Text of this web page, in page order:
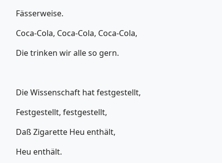
Fässerweise.
Coca-Cola, Coca-Cola, Coca-Cola,
Die trinken wir alle so gern.
Die Wissenschaft hat festgestellt,
Festgestellt, festgestellt,
Daß Zigarette Heu enthält,
Heu enthält.